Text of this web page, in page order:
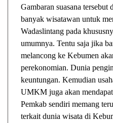
Gambaran suasana tersebut
banyak wisatawan untuk
Wadaslintang pada
umumnya. Tentu saja jika
melancong ke Kebumen
perekonomian. Dunia
keuntungan. Kemudian
UMKM juga akan
Pemkab sendiri memang
terkait dunia wisata di